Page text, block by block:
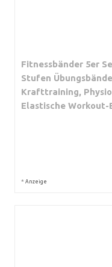
Fitnessbänder 5er
Stufen
Krafttraining,
Elastische
* Anzeige